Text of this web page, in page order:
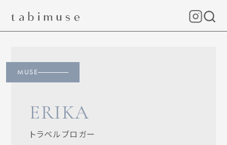
MUSE
ERIKA
トラベルブロガー